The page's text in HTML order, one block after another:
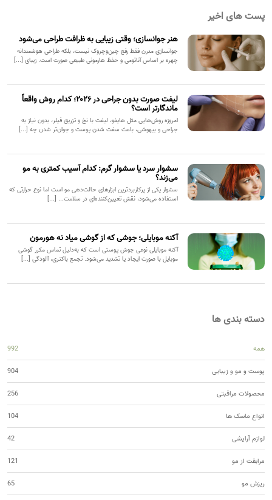
پست های اخیر
هنر جوانسازی؛ وقتی زیبایی به ظرافت طراحی می‌شود
جوانسازی مدرن فقط رفع چین‌وچروک نیست، بلکه طراحی هوشمندانه
چهره بر اساس آناتومی و حفظ هارمونی طبیعی صورت است. زیبای [...]
لیفت صورت بدون جراحی در ۲۰۲۶؛ کدام روش واقعاً
ماندگارتر است؟
امروزه روش‌هایی مثل هایفو، لیفت با نخ و تزریق فیلر، بدون نیاز به
جراحی و بیهوشی، باعث سفت شدن پوست و جوان‌تر شدن چه [...]
سشوار سرد یا سشوار گرم: کدام آسیب کمتری به مو
می‌زند؟
سشوار یکی از پرکاربردترین ابزارهای حالت‌دهی مو است اما نوع حرارتی که
استفاده می‌شود، نقش تعیین‌کننده‌ای در سلامت... [...]
آکنه موبایلی؛ جوشی که از گوشی میاد نه هورمون
آکنه موبایلی نوعی جوش پوستی است که به‌دلیل تماس مکرر گوشی
موبایل با صورت ایجاد یا تشدید می‌شود. تجمع باکتری، آلودگی [...]
دسته بندی ها
همه 992
پوست و مو و زیبایی 904
محصولات مراقبتی 256
انواع ماسک ها 104
لوازم آرایشی 42
مرابقت از مو 121
ریزش مو 65